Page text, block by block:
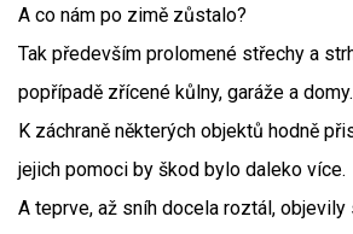
A co nám po zimě zůstalo?
Tak především prolomené střechy a
popřípadě zřícené kůlny, garáže a
K záchraně některých objektů hodně
jejich pomoci by škod bylo daleko více.
A teprve, až sníh docela roztál,